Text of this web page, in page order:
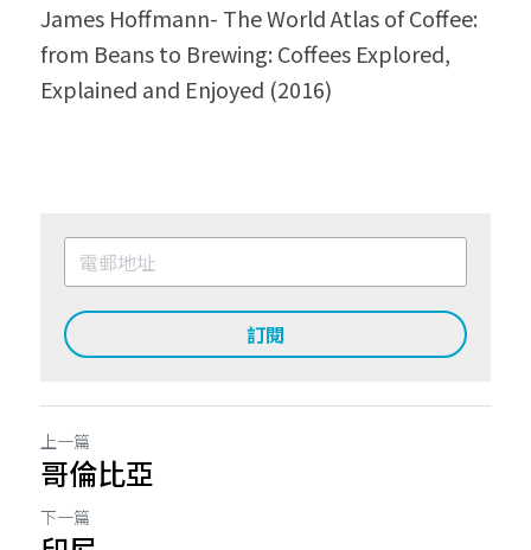
James Hoffmann- The World Atlas of Coffee:
from Beans to Brewing: Coffees Explored,
Explained and Enjoyed (2016)
訂閱
上一篇
哥倫比亞
下一篇